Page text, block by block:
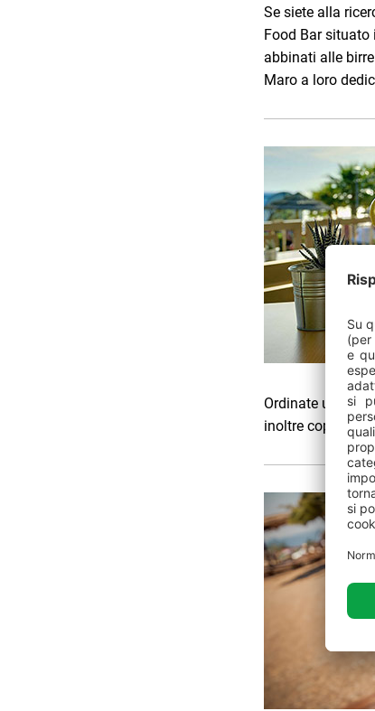
Se siete alla
Food Bar
abbinati alle
Maro a loro
Ordinate un
inoltre coppe